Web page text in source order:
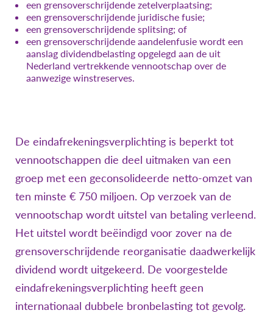
een grensoverschrijdende zetelverplaatsing;
een grensoverschrijdende juridische fusie;
een grensoverschrijdende splitsing; of
een grensoverschrijdende aandelenfusie wordt een
aanslag dividendbelasting opgelegd aan de uit
Nederland vertrekkende vennootschap over de
aanwezige winstreserves.
De eindafrekeningsverplichting is beperkt tot
vennootschappen die deel uitmaken van een
groep met een geconsolideerde netto-omzet van
ten minste € 750 miljoen. Op verzoek van de
vennootschap wordt uitstel van betaling verleend.
Het uitstel wordt beëindigd voor zover na de
grensoverschrijdende reorganisatie daadwerkelijk
dividend wordt uitgekeerd. De voorgestelde
eindafrekeningsverplichting heeft geen
internationaal dubbele bronbelasting tot gevolg.